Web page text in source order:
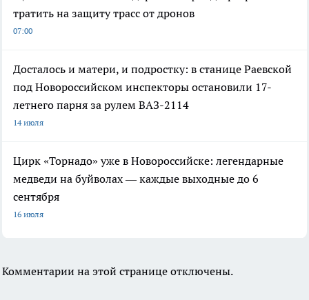
тратить на защиту трасс от дронов
07:00
Досталось и матери, и подростку: в станице Раевской
под Новороссийском инспекторы остановили 17-
летнего парня за рулем ВАЗ-2114
14 июля
Цирк «Торнадо» уже в Новороссийске: легендарные
медведи на буйволах — каждые выходные до 6
сентября
16 июля
Комментарии на этой странице отключены.